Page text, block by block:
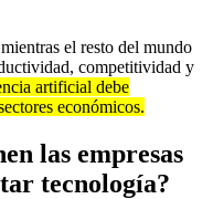
el resto del mundo
competitividad y
artificial debe
económicos.
las empresas
tecnología?